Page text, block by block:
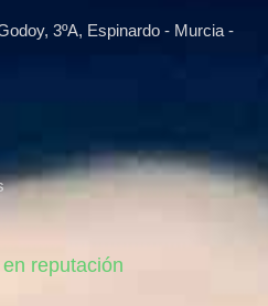
3ºA, Espinardo - Murcia -
reputación